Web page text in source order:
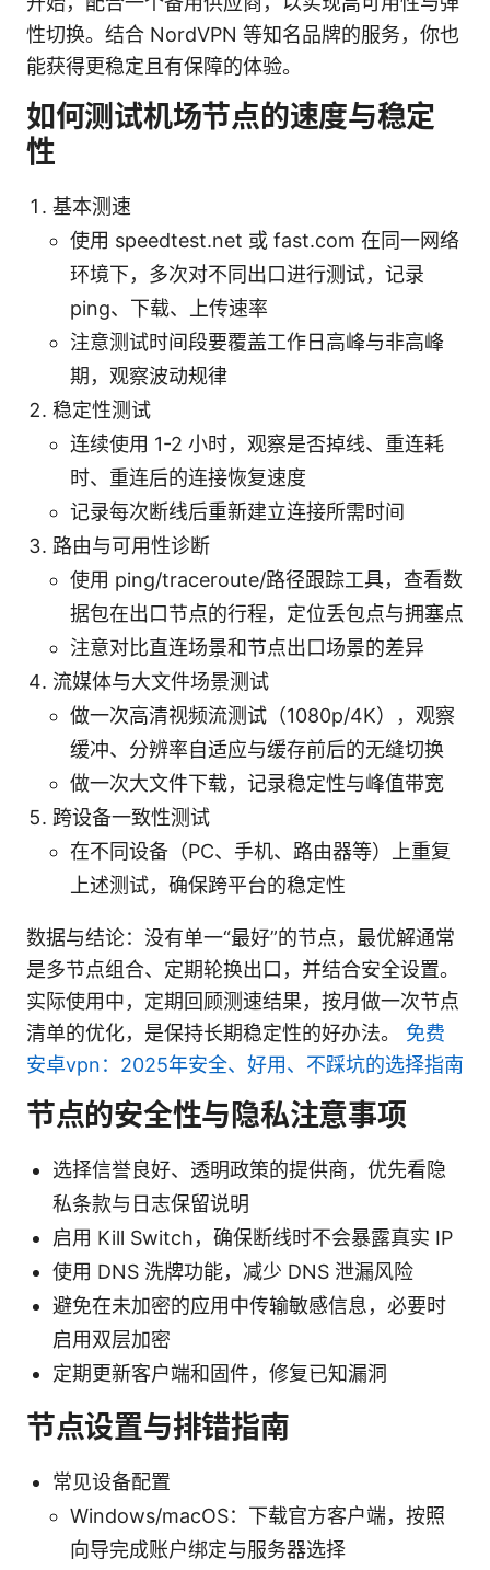
性切换。结合 NordVPN 等知名品牌的服务，你也
能获得更稳定且有保障的体验。
如何测试机场节点的速度与稳定
性
基本测速
使用 speedtest.net 或 fast.com 在同一网络
环境下，多次对不同出口进行测试，记录
ping、下载、上传速率
注意测试时间段要覆盖工作日高峰与非高峰
期，观察波动规律
稳定性测试
连续使用 1-2 小时，观察是否掉线、重连耗
时、重连后的连接恢复速度
记录每次断线后重新建立连接所需时间
路由与可用性诊断
使用 ping/traceroute/路径跟踪工具，查看数
据包在出口节点的行程，定位丢包点与拥塞点
注意对比直连场景和节点出口场景的差异
流媒体与大文件场景测试
做一次高清视频流测试（1080p/4K），观察
缓冲、分辨率自适应与缓存前后的无缝切换
做一次大文件下载，记录稳定性与峰值带宽
跨设备一致性测试
在不同设备（PC、手机、路由器等）上重复
上述测试，确保跨平台的稳定性
数据与结论：没有单一“最好”的节点，最优解通常
是多节点组合、定期轮换出口，并结合安全设置。
实际使用中，定期回顾测速结果，按月做一次节点
清单的优化，是保持长期稳定性的好办法。 免费
安卓vpn：2025年安全、好用、不踩坑的选择指南
节点的安全性与隐私注意事项
选择信誉良好、透明政策的提供商，优先看隐
私条款与日志保留说明
启用 Kill Switch，确保断线时不会暴露真实 IP
使用 DNS 洗牌功能，减少 DNS 泄漏风险
避免在未加密的应用中传输敏感信息，必要时
启用双层加密
定期更新客户端和固件，修复已知漏洞
节点设置与排错指南
常见设备配置
Windows/macOS：下载官方客户端，按照
向导完成账户绑定与服务器选择